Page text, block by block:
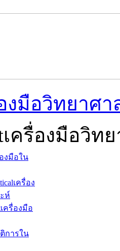
งมือวิทยาศา
เครื่องมือวิท
งมือใน
เครื่อง
ห์
เครื่องมือ
การใน